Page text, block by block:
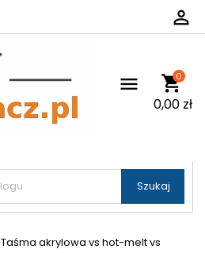

 shopping_cart
0
0,00 zł
 Szukaj
Taśma akrylowa vs hot-melt vs